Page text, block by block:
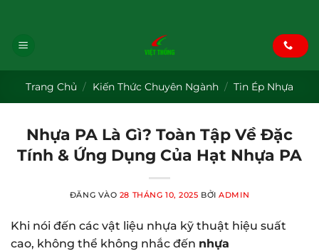
Trang Chủ / Kiến Thức Chuyên Ngành / Tin Ép Nhựa
Nhựa PA Là Gì? Toàn Tập Về Đặc
Tính & Ứng Dụng Của Hạt Nhựa PA
ĐĂNG VÀO 28 THÁNG 10, 2025 BỞIADMIN
Khi nói đến các vật liệu nhựa kỹ thuật hiệu suất
cao, không thể không nhắc đến nhựa